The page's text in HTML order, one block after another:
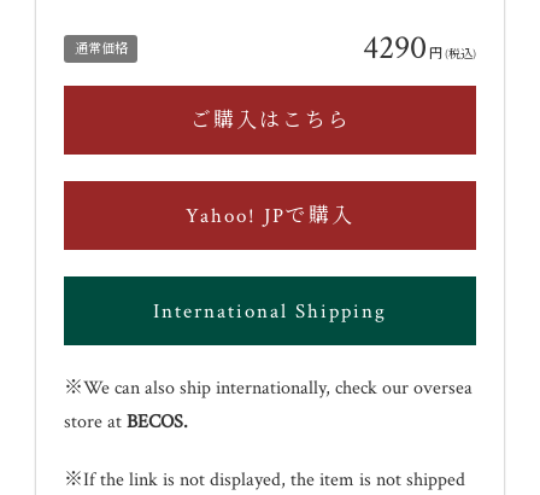
通常価格 4290 円(税込)
ご購入はこちら
Yahoo! JPで購入
International Shipping
※We can also ship internationally, check our oversea
store atBECOS.
※If the link is not displayed, the item is not shipped